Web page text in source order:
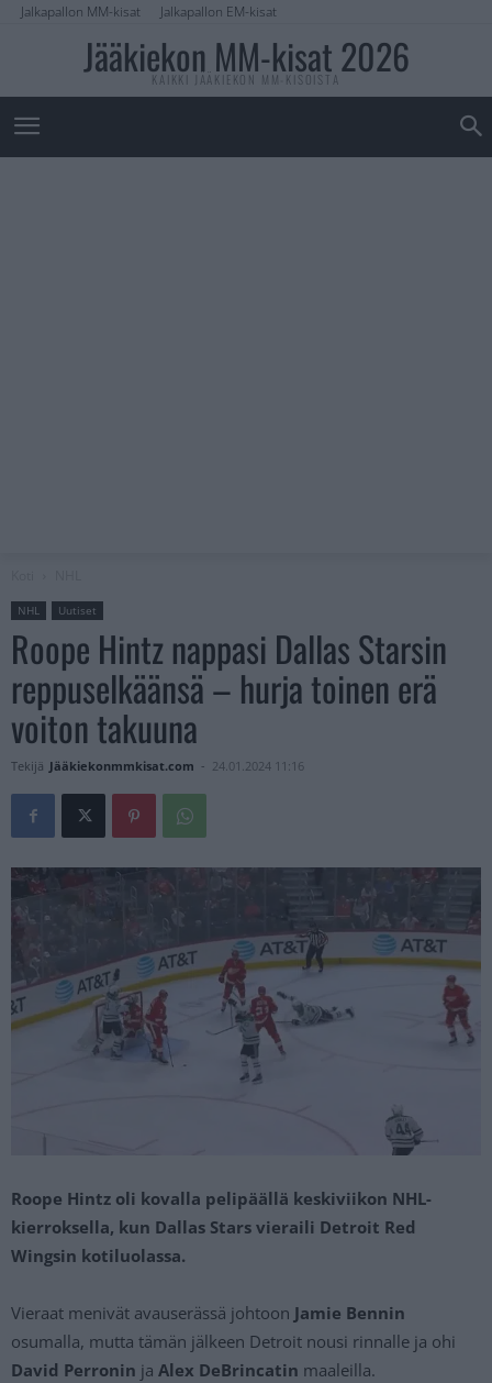
Jalkapallon MM-kisat Jalkapallon EM-kisat
Jääkiekon MM-kisat 2026
KAIKKI JÄÄKIEKON MM-KISOISTA
NHL Uutiset
Roope Hintz nappasi Dallas Starsin
reppuselkäänsä – hurja toinen erä
voiton takuuna
Tekijä Jääkiekonmmkisat.com - 24.01.2024 11:16
Roope Hintz oli kovalla pelipäällä keskiviikon NHL-
kierroksella, kun Dallas Stars vieraili Detroit Red
Wingsin kotiluolassa.
Vieraat menivät avauserässä johtoon Jamie Bennin
osumalla, mutta tämän jälkeen Detroit nousi rinnalle ja ohi
David Perronin ja Alex DeBrincatin maaleilla.